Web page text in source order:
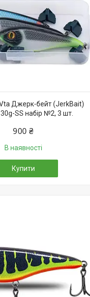
Джерк-бейт (JerkBait)
SS набір №2, 3 шт.
900 ₴
В наявності
Купити